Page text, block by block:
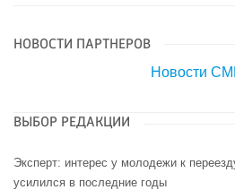
НОВОСТИ ПАРТНЕРОВ
Новости
ВЫБОР РЕДАКЦИИ
Эксперт: интерес у молодежи к
усилился в последние годы